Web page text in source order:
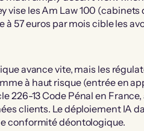
vise les Am Law 100
à 57 euros par mois cible les
avance vite, mais les
à haut risque (entrée en
226-13 Code Pénal en
clients. Le déploiement IA
conformité déontologique.